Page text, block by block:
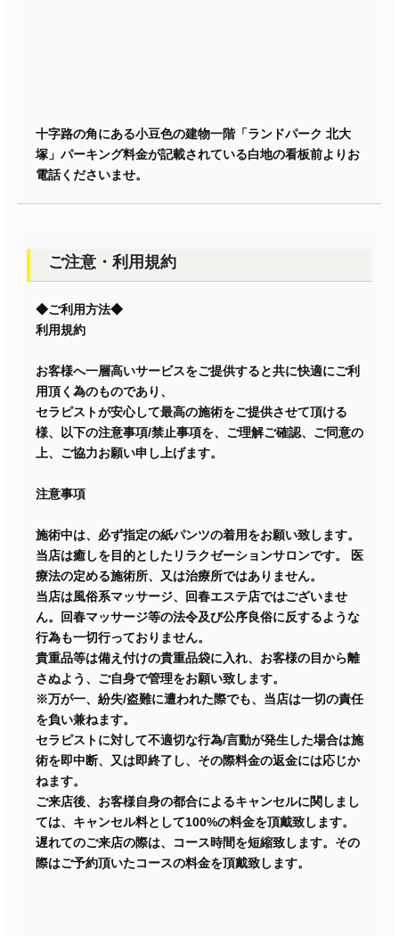
十字路の角にある小豆色の建物一階「ランドパーク 北大
塚」パーキング料金が記載されている白地の看板前よりお
電話くださいませ。
ご注意・利用規約
◆ご利用方法◆
利用規約
お客様へ一層高いサービスをご提供すると共に快適にご利
用頂く為のものであり、
セラピストが安心して最高の施術をご提供させて頂ける
様、以下の注意事項/禁止事項を、ご理解ご確認、ご同意の
上、ご協力お願い申し上げます。
注意事項
施術中は、必ず指定の紙パンツの着用をお願い致します。
当店は癒しを目的としたリラクゼーションサロンです。 医
療法の定める施術所、又は治療所ではありません。
当店は風俗系マッサージ、回春エステ店ではございませ
ん。回春マッサージ等の法令及び公序良俗に反するような
行為も一切行っておりません。
貴重品等は備え付けの貴重品袋に入れ、お客様の目から離
さぬよう、ご自身で管理をお願い致します。
※万が一、紛失/盗難に遭われた際でも、当店は一切の責任
を負い兼ねます。
セラピストに対して不適切な行為/言動が発生した場合は施
術を即中断、又は即終了し、その際料金の返金には応じか
ねます。
ご来店後、お客様自身の都合によるキャンセルに関しまし
ては、キャンセル料として100%の料金を頂戴致します。
遅れてのご来店の際は、コース時間を短縮致します。その
際はご予約頂いたコースの料金を頂戴致します。